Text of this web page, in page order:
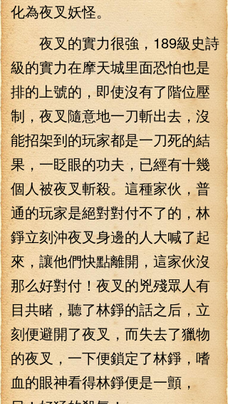
化為夜叉妖怪。
夜叉的實力很強，189級史詩
級的實力在摩天城里面恐怕也是
排的上號的，即使沒有了階位壓
制，夜叉隨意地一刀斬出去，沒
能招架到的玩家都是一刀死的結
果，一眨眼的功夫，已經有十幾
個人被夜叉斬殺。這種家伙，普
通的玩家是絕對對付不了的，林
錚立刻沖夜叉身邊的人大喊了起
來，讓他們快點離開，這家伙沒
那么好對付！夜叉的兇殘眾人有
目共睹，聽了林錚的話之后，立
刻便避開了夜叉，而失去了獵物
的夜叉，一下便鎖定了林錚，嗜
血的眼神看得林錚便是一顫，